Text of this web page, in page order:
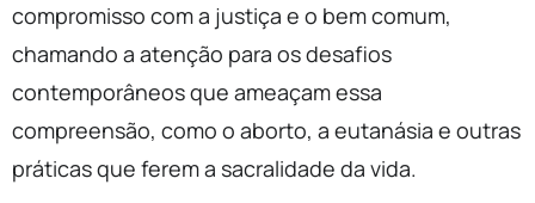
compromisso com a justiça e o bem comum,
chamando a atenção para os desafios
contemporâneos que ameaçam essa
compreensão, como o aborto, a eutanásia e outras
práticas que ferem a sacralidade da vida.